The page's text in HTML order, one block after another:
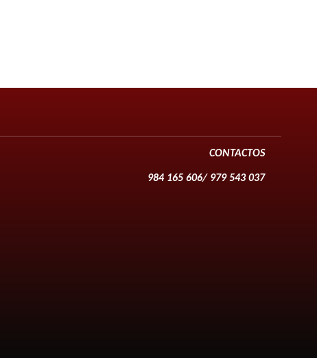
CONTACTOS
984 165 606/ 979 543 037